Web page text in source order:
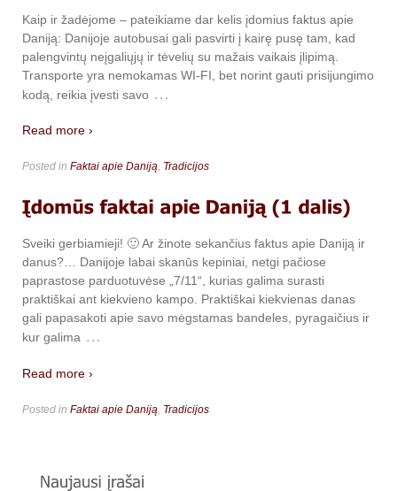
Kaip ir žadėjome – pateikiame dar kelis įdomius faktus apie
Daniją: Danijoje autobusai gali pasvirti į kairę pusę tam, kad
palengvintų neįgaliųjų ir tėvelių su mažais vaikais įlipimą.
Transporte yra nemokamas WI-FI, bet norint gauti prisijungimo
kodą, reikia įvesti savo …
Read more ›
Posted in Faktai apie Daniją, Tradicijos
Sveiki gerbiamieji! 🙂 Ar žinote sekančius faktus apie Daniją ir
danus?… Danijoje labai skanūs kepiniai, netgi pačiose
paprastose parduotuvėse „7/11“, kurias galima surasti
praktiškai ant kiekvieno kampo. Praktiškai kiekvienas danas
gali papasakoti apie savo mėgstamas bandeles, pyragaičius ir
kur galima …
Read more ›
Posted in Faktai apie Daniją Tradicijos